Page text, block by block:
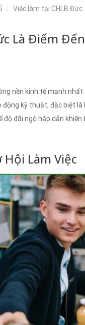
Việc làm tại CHLB Đức
Là Điểm
nền kinh tế mạnh
kỹ thuật, đặc biệt
độ đãi ngộ hấp dẫn
Làm Việc